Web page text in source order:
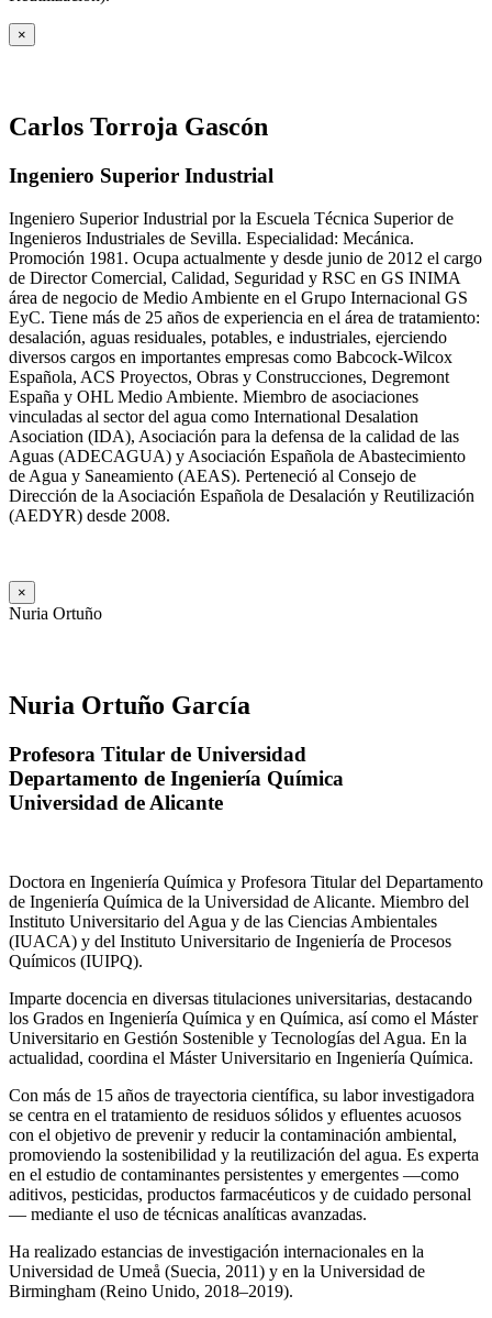
×
Carlos Torroja Gascón
Ingeniero Superior Industrial
Ingeniero Superior Industrial por la Escuela Técnica Superior de
Ingenieros Industriales de Sevilla. Especialidad: Mecánica.
Promoción 1981. Ocupa actualmente y desde junio de 2012 el cargo
de Director Comercial, Calidad, Seguridad y RSC en GS INIMA
área de negocio de Medio Ambiente en el Grupo Internacional GS
EyC. Tiene más de 25 años de experiencia en el área de tratamiento:
desalación, aguas residuales, potables, e industriales, ejerciendo
diversos cargos en importantes empresas como Babcock-Wilcox
Española, ACS Proyectos, Obras y Construcciones, Degremont
España y OHL Medio Ambiente. Miembro de asociaciones
vinculadas al sector del agua como International Desalation
Asociation (IDA), Asociación para la defensa de la calidad de las
Aguas (ADECAGUA) y Asociación Española de Abastecimiento
de Agua y Saneamiento (AEAS). Perteneció al Consejo de
Dirección de la Asociación Española de Desalación y Reutilización
(AEDYR) desde 2008.
×
Nuria Ortuño
Nuria Ortuño García
Profesora Titular de Universidad
Departamento de Ingeniería Química
Universidad de Alicante
Doctora en Ingeniería Química y Profesora Titular del Departamento
de Ingeniería Química de la Universidad de Alicante. Miembro del
Instituto Universitario del Agua y de las Ciencias Ambientales
(IUACA) y del Instituto Universitario de Ingeniería de Procesos
Químicos (IUIPQ).
Imparte docencia en diversas titulaciones universitarias, destacando
los Grados en Ingeniería Química y en Química, así como el Máster
Universitario en Gestión Sostenible y Tecnologías del Agua. En la
actualidad, coordina el Máster Universitario en Ingeniería Química.
Con más de 15 años de trayectoria científica, su labor investigadora
se centra en el tratamiento de residuos sólidos y efluentes acuosos
con el objetivo de prevenir y reducir la contaminación ambiental,
promoviendo la sostenibilidad y la reutilización del agua. Es experta
en el estudio de contaminantes persistentes y emergentes —como
aditivos, pesticidas, productos farmacéuticos y de cuidado personal
— mediante el uso de técnicas analíticas avanzadas.
Ha realizado estancias de investigación internacionales en la
Universidad de Umeå (Suecia, 2011) y en la Universidad de
Birmingham (Reino Unido, 2018–2019).